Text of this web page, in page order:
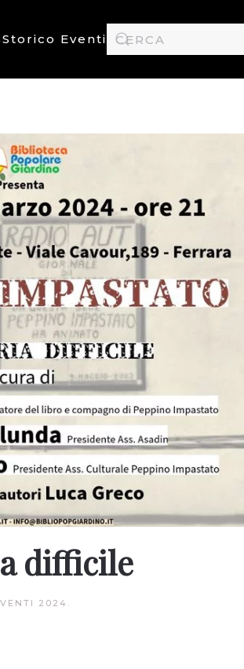
Storico Eventi
difficile
2024